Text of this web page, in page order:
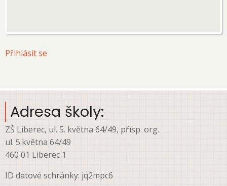
User
menu
Přihlásit se
Adresa školy:
ZŠ Liberec, ul. 5. května 64/49, přísp. org.
ul. 5.května 64/49
460 01 Liberec 1
ID datové schránky: jq2mpc6